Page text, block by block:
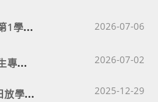
【
公告】115學年度第1學期「在校生」專車乘座意願調查表 Post published:
2026-07-06
【
公告】115學年度學生專車相關資訊 Post published:
2026-07-02
【
公告】115年1月20日放學發車時間 Post published:
2025-12-29